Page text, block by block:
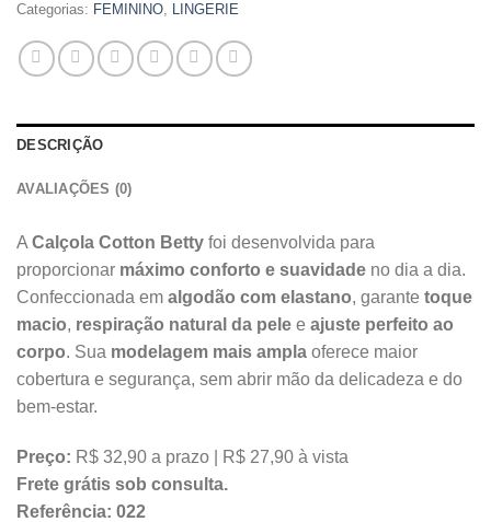
Categorias: FEMININO, LINGERIE
DESCRIÇÃO
AVALIAÇÕES (0)
A Calçola Cotton Betty foi desenvolvida para
proporcionar máximo conforto e suavidade no dia a dia.
Confeccionada em algodão com elastano, garante toque
macio, respiração natural da pele e ajuste perfeito ao
corpo. Sua modelagem mais ampla oferece maior
cobertura e segurança, sem abrir mão da delicadeza e do
bem-estar.
Preço: R$ 32,90 a prazo | R$ 27,90 à vista
Frete grátis sob consulta.
Referência: 022